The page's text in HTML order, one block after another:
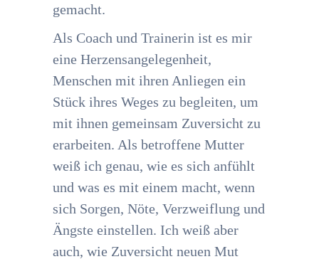
gemacht.
Als Coach und Trainerin ist es mir
eine Herzensangelegenheit,
Menschen mit ihren Anliegen ein
Stück ihres Weges zu begleiten, um
mit ihnen gemeinsam Zuversicht zu
erarbeiten. Als betroffene Mutter
weiß ich genau, wie es sich anfühlt
und was es mit einem macht, wenn
sich Sorgen, Nöte, Verzweiflung und
Ängste einstellen. Ich weiß aber
auch, wie Zuversicht neuen Mut